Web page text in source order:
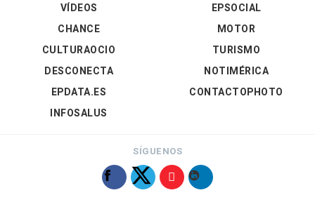
VÍDEOS
EPSOCIAL
CHANCE
CULTURAOCIO
DESCONECTA
EPDATA.ES
INFOSALUS
MOTOR
TURISMO
NOTIMÉRICA
CONTACTOPHOTO
SÍGUENOS